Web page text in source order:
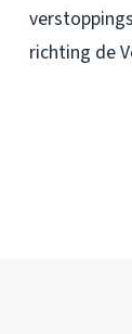
richting de